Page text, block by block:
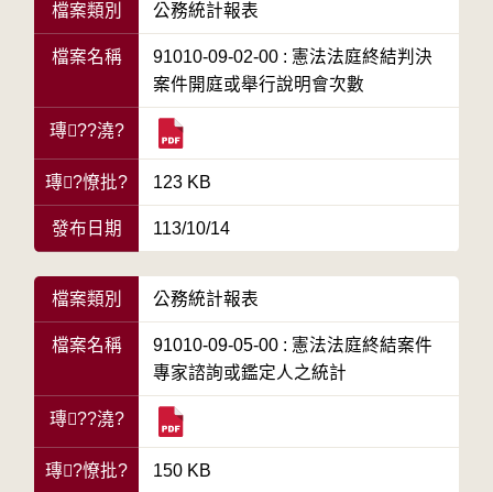
檔案類別 公務統計報表
檔案名稱
91010-09-02-00 : 憲法法庭終結判決
案件開庭或舉行說明會次數
瑼??澆?
瑼?憭批? 123 KB
發布日期 113/10/14
檔案類別 公務統計報表
檔案名稱
91010-09-05-00 : 憲法法庭終結案件
專家諮詢或鑑定人之統計
瑼??澆?
瑼?憭批? 150 KB